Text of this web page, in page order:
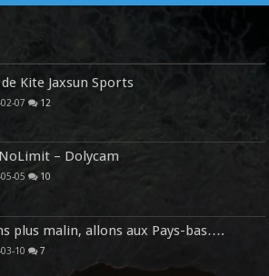
de Kite Jaxsun Sports
07 12
– Dolycam
05 10
plus malin, allons aux Pays-bas….
10 7